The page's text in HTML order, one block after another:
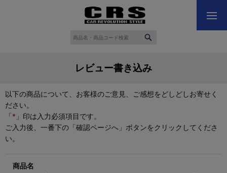
レビュー書き込み
以下の商品について、お客様のご意見、ご感想をどしどしお寄せく
ださい。
「* 」印は入力必須項目です。
ご入力後、一番下の「確認ページへ」ボタンをクリックしてくださ
い。
商品名